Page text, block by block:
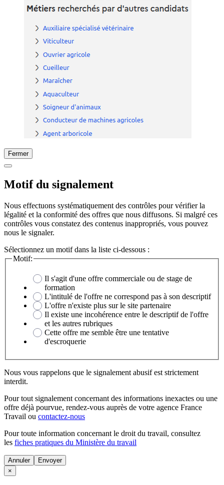
Fermer
Motif du signalement
Nous effectuons systématiquement des contrôles pour vérifier la
légalité et la conformité des offres que nous diffusons. Si malgré ces
contrôles vous constatez des contenus inappropriés, vous pouvez
nous le signaler.
Sélectionnez un motif dans la liste ci-dessous :
Motif:
Il s'agit d'une offre commerciale ou de stage de
formation
L'intitulé de l'offre ne correspond pas à son descriptif
L'offre n'existe plus sur le site partenaire
Il existe une incohérence entre le descriptif de l'offre
et les autres rubriques
Cette offre me semble être une tentative
d'escroquerie
Nous vous rappelons que le signalement abusif est strictement
interdit.
Pour tout signalement concernant des informations inexactes ou une
offre déjà pourvue, rendez-vous auprès de votre agence France
Travail ou contactez-nous
Pour toute information concernant le droit du travail, consultez
les fiches pratiques du Ministère du travail
Annuler
×